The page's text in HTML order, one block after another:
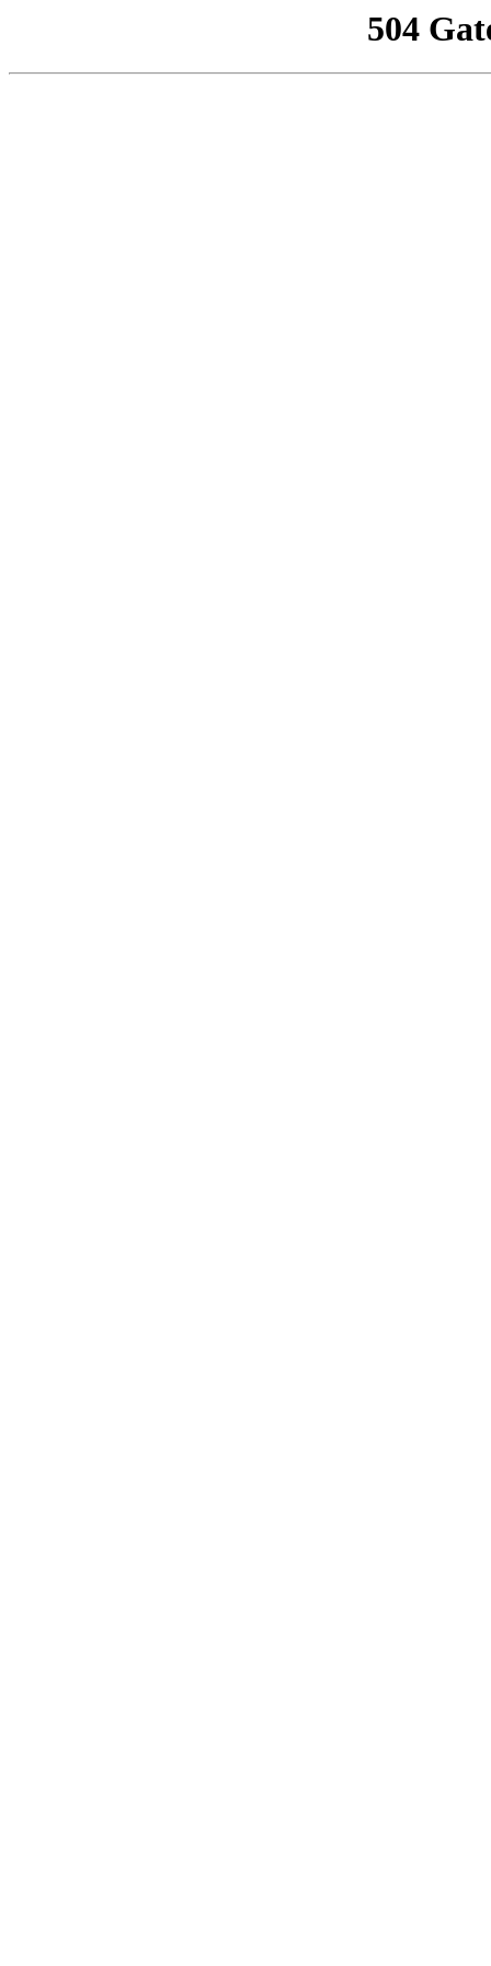
504